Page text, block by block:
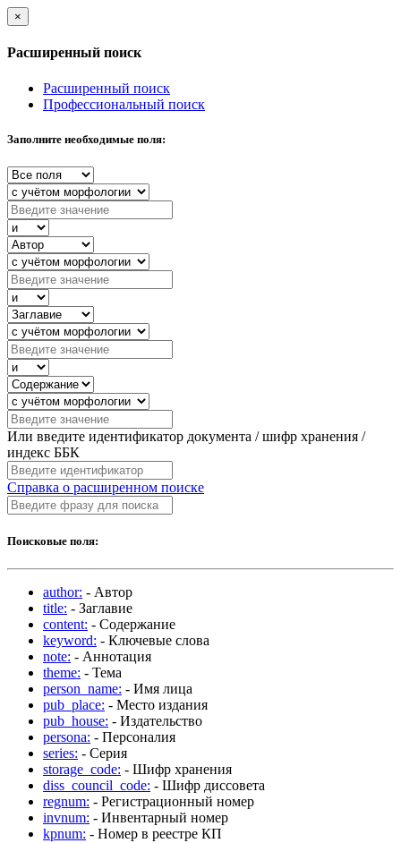
×
Расширенный поиск
Расширенный поиск
Профессиональный поиск
Заполните необходимые поля:
Или введите идентификатор документа / шифр хранения /
индекс ББК
Справка о расширенном поиске
Поисковые поля:
author: - Автор
title: - Заглавие
content: - Содержание
keyword: - Ключевые слова
note: - Аннотация
theme: - Тема
person_name: - Имя лица
pub_place: - Место издания
pub_house: - Издательство
persona: - Персоналия
series: - Серия
storage_code: - Шифр хранения
diss_council_code: - Шифр диссовета
regnum: - Регистрационный номер
invnum: - Инвентарный номер
kpnum: - Номер в реестре КП